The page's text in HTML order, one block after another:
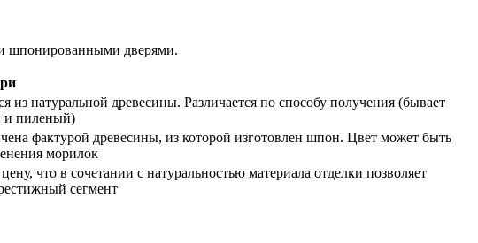
шпонированными дверями.
из натуральной древесины. Различается по способу получения (бывает
и пиленый)
фактурой древесины, из которой изготовлен шпон. Цвет может быть
морилок
что в сочетании с натуральностью материала отделки позволяет
сегмент